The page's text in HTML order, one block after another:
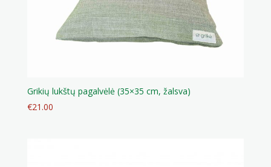
Grikių lukštų pagalvėlė (35×35 cm, žalsva)
€21.00